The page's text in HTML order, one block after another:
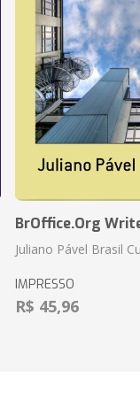
BrOffice.Org
Juliano Pável Brasil
IMPRESSO
R$ 45,96